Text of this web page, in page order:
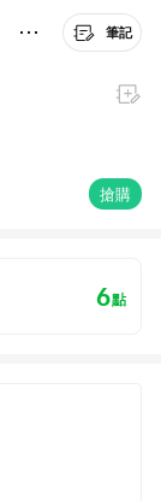
筆記
搶購
6點